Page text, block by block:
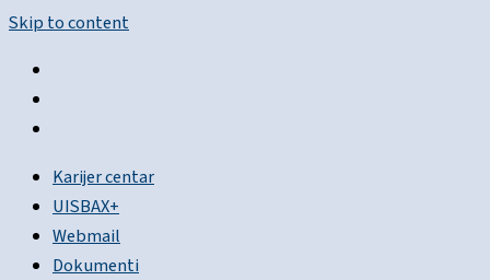
Skip to content
Karijer centar
UISBAX+
Webmail
Dokumenti